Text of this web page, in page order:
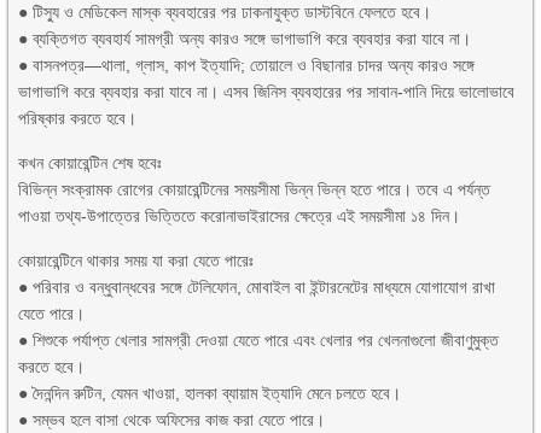
● টিস্যু ও মেডিকেল মাস্ক ব্যবহারের পর ঢাকনাযুক্ত ডাস্টবিনে ফেলতে হবে।
● ব্যক্তিগত ব্যবহার্য সামগ্রী অন্য কারও সঙ্গে ভাগাভাগি করে ব্যবহার করা যাবে না।
● বাসনপত্র—থালা, গ্লাস, কাপ ইত্যাদি; তোয়ালে ও বিছানার চাদর অন্য কারও সঙ্গে
ভাগাভাগি করে ব্যবহার করা যাবে না। এসব জিনিস ব্যবহারের পর সাবান-পানি দিয়ে ভালোভাবে
পরিষ্কার করতে হবে।
কখন কোয়ারেন্টিন শেষ হবেঃ
বিভিন্ন সংক্রামক রোগের কোয়ারেন্টিনের সময়সীমা ভিন্ন ভিন্ন হতে পারে। তবে এ পর্যন্ত
পাওয়া তথ্য-উপাত্তের ভিত্তিতে করোনাভাইরাসের ক্ষেত্রে এই সময়সীমা ১৪ দিন।
কোয়ারেন্টিনে থাকার সময় যা করা যেতে পারেঃ
● পরিবার ও বন্ধুবান্ধবের সঙ্গে টেলিফোন, মোবাইল বা ইন্টারনেটের মাধ্যমে যোগাযোগ রাখা
যেতে পারে।
● শিশুকে পর্যাপ্ত খেলার সামগ্রী দেওয়া যেতে পারে এবং খেলার পর খেলনাগুলো জীবাণুমুক্ত
করতে হবে।
● দৈনন্দিন রুটিন, যেমন খাওয়া, হালকা ব্যায়াম ইত্যাদি মেনে চলতে হবে।
● সম্ভব হলে বাসা থেকে অফিসের কাজ করা যেতে পারে।